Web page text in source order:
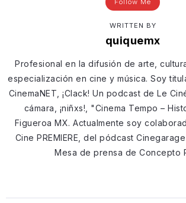
WRITTEN BY
quiquemx
Profesional en la difusión de arte,
especialización en cine y música. Soy
CinemaNET, ¡Clack! Un podcast de Le
cámara, ¡niñxs!, "Cinema Tempo –
Figueroa MX. Actualmente soy
Cine PREMIERE, del pódcast
Mesa de prensa de Concepto